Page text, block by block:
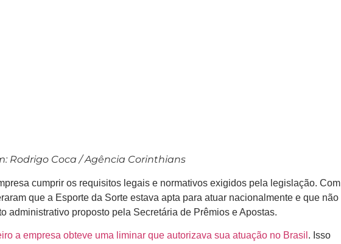
Rodrigo Coca / Agência Corinthians
cumprir os requisitos legais e normativos exigidos pela legislação. Com
que a Esporte da Sorte estava apta para atuar nacionalmente e que não
administrativo proposto pela Secretária de Prêmios e Apostas.
a empresa obteve uma liminar que autorizava sua atuação no Brasil . Isso